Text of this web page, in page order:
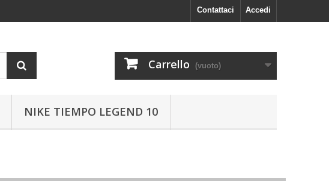
Accedi
Contattaci
Carrello (vuoto)
NIKE TIEMPO LEGEND 10